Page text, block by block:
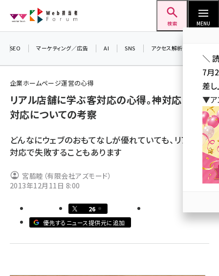
ン
検索 MENU
seo (3516)
youtube (2420)
セミナー (2296)
meo (1274)
SEO マーケティング／広告 AI SNS アクセス解析／データ分析
企業ホームページ運営の心得
リアル店舗に学ぶ客対応の心得。神対応と塩
対応についての考察
どんなにウェブのおもてなしが優れていても、リアルの
対応で失敗することもあります
宮脇睦（有限会社アズモード）
2013年12月11日 8:00
26
優先するニュース提供元に追加
＼
7月
差し
▼ア